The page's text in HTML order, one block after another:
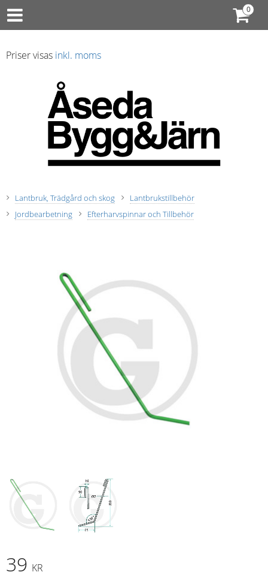
Priser visas inkl. moms
Lantbruk, Trädgård och skog
Lantbrukstillbehör
Jordbearbetning
Efterharvspinnar och Tillbehör
39 KR